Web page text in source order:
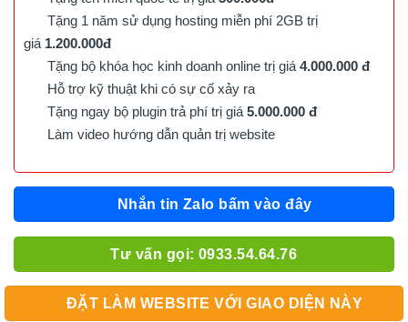
Tặng 1 năm sử dụng hosting miễn phí 2GB trị
giá 1.200.000đ
Tặng bộ khóa học kinh doanh online trị giá 4.000.000 đ
Hỗ trợ kỹ thuật khi có sự cố xảy ra
Tặng ngay bộ plugin trả phí trị giá 5.000.000 đ
Làm video hướng dẫn quản trị website
Nhắn tin Zalo bấm vào đây
Tư vấn gọi: 0933.54.64.76
ĐẶT LÀM WEBSITE VỚI GIAO DIỆN NÀY